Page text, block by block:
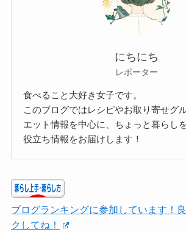
にちにち
レポーター
食べること大好き女子です。
このブログではレシピやお取り寄せグ
エット情報を中心に、ちょっと暮らし
役立ち情報をお届けします！
ブログランキングに参加しています！
クしてね！